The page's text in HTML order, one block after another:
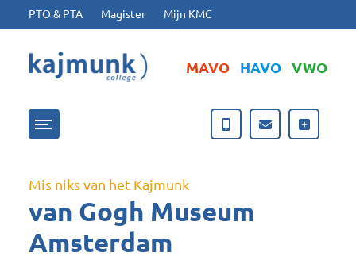
Ga naar hoofdinhoud
Ga naar footer
PTO & PTA Magister Mijn KMC
MAVO HAVO VWO
Menu openen/sluiten
Mis niks van het Kajmunk
van Gogh Museum
Amsterdam